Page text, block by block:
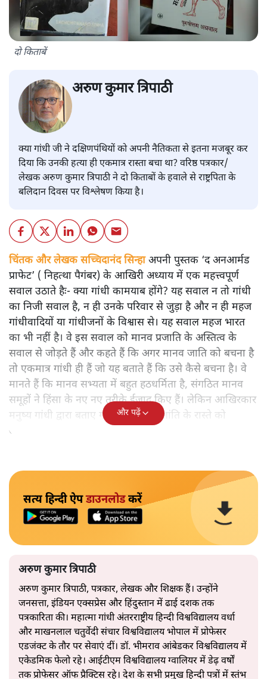
दो किताबें
अरुण कुमार त्रिपाठी
क्या गांधी जी ने दक्षिणपंथियों को अपनी नैतिकता से इतना मजबूर कर
दिया कि उनकी हत्या ही एकमात्र रास्ता बचा था? वरिष्ठ पत्रकार/
लेखक अरुण कुमार त्रिपाठी ने दो किताबों के हवाले से राष्ट्रपिता के
बलिदान दिवस पर विश्लेषण किया है।
चिंतक और लेखक सच्चिदानंद सिन्हाअपनी पुस्तक ‘द अनआर्मड
प्राफेट’ ( निहत्था पैगंबर) के आखिरी अध्याय में एक महत्त्वपूर्ण
सवाल उठाते हैः- क्या गांधी कामयाब होंगे? यह सवाल न तो गांधी
का निजी सवाल है, न ही उनके परिवार से जुड़ा है और न ही महज
गांधीवादियों या गांधीजनों के विश्वास से। यह सवाल महज भारत
का भी नहीं है। वे इस सवाल को मानव प्रजाति के अस्तित्व के
सवाल से जोड़ते हैं और कहते हैं कि अगर मानव जाति को बचना है
तो एकमात्र गांधी ही हैं जो यह बताते हैं कि उसे कैसे बचना है। वे
मानते हैं कि मानव सभ्यता में बहुत हठधर्मिता है, संगठित मानव
समूहों ने हिंसा के नए नए तरीके ईजाद किए हैं। लेकिन आखिरकार
मनुष्य गांधी द्वारा बताए गए अहिंसा और शांति के रास्ते को
अपनाएगा।
और पढ़ें
सत्य हिन्दी ऐपडाउनलोडकरें
अरुण कुमार त्रिपाठी
अरुण कुमार त्रिपाठी, पत्रकार, लेखक और शिक्षक हैं। उन्होंने
जनसत्ता, इंडियन एक्सप्रेस और हिंदुस्तान में ढाई दशक तक
पत्रकारिता की। महात्मा गांधी अंतरराष्ट्रीय हिन्दी विश्वविद्यालय वर्धा
और माखनलाल चतुर्वेदी संचार विश्वविद्यालय भोपाल में प्रोफेसर
एडजंक्ट के तौर पर सेवाएं दीं। डॉ. भीमराव आंबेडकर विश्वविद्यालय में
एकेडमिक फेलो रहे। आईटीएम विश्वविद्यालय ग्वालियर में डेढ़ वर्षों
तक प्रोफेसर ऑफ प्रैक्टिस रहे। देश के सभी प्रमुख हिन्दी पत्रों में स्तंभ